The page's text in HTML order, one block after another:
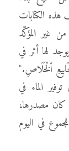
هذه الكتابات
من غير المؤكّد
لها أثر في
يَنَابِيعِ ٱلْخَلَاصِ."
الماء في
العدد 20). مهما كان مصدرها،
في اليوم